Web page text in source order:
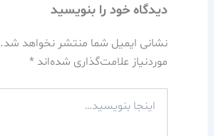
دیدگاه‌ خود را بنویسید
نشانی ایمیل شما منتشر نخواهد شد.
موردنیاز علامت‌گذاری شده‌اند *
بنویسید…